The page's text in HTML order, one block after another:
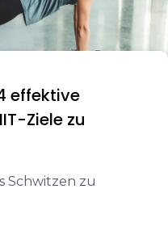
effektive
Ziele zu
Schwitzen zu